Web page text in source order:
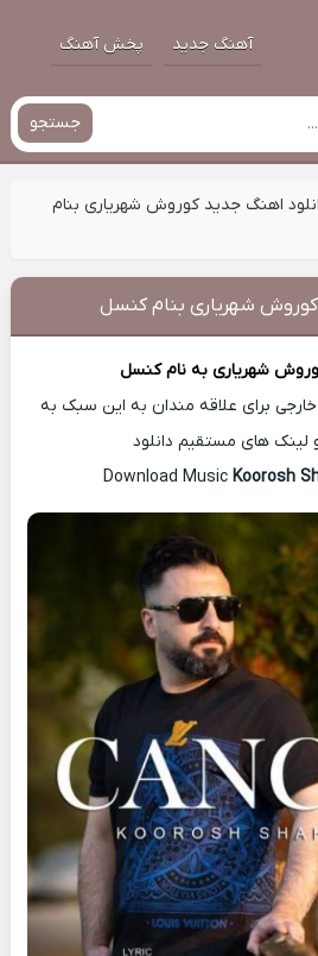
آهنگ جدید پخش آهنگ
جستجو
اهنگ جدید کوروش شهریاری بنام
کوروش شهریاری بنام کنسل
شهریاری به نام کنسل
برای علاقه مندان به این سبک به
لینک های مستقیم دانلود
Koorosh